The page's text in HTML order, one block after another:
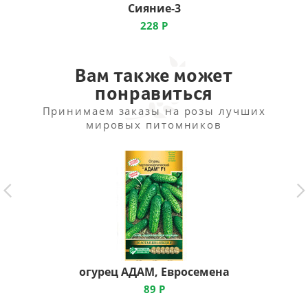
Сияние-3
228 Р
Вам также может
понравиться
Принимаем заказы на розы лучших
мировых питомников
огурец АДАМ, Евросемена
89 Р